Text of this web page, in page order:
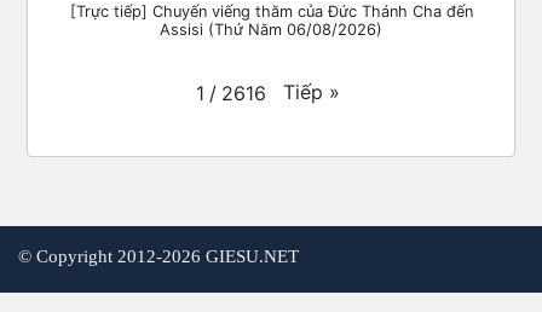
[Trực tiếp] Chuyến viếng thăm của Đức Thánh Cha đến
Assisi (Thứ Năm 06/08/2026)
1 / 2616 Tiếp »
© Copyright 2012-2026 GIESU.NET